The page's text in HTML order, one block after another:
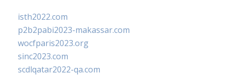
isth2022.com
p2b2pabi2023-makassar.com
wocfparis2023.org
sinc2023.com
scdlqatar2022-qa.com